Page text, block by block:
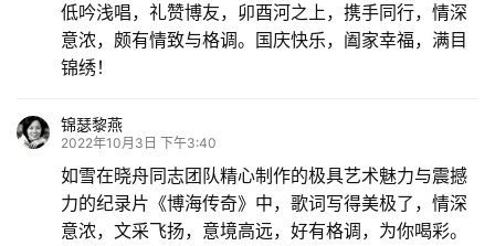
低吟浅唱，礼赞博友，卯酉河之上，携手同行，情深
意浓，颇有情致与格调。国庆快乐，阖家幸福，满目
锦绣！
锦瑟黎燕
2022年10月3日 下午3:40
如雪在晓舟同志团队精心制作的极具艺术魅力与震撼
力的纪录片《博海传奇》中，歌词写得美极了，情深
意浓，文采飞扬，意境高远，好有格调，为你喝彩。